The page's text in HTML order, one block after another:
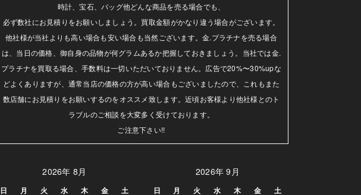
時計、宝石、バッグ他どんな商品を売る場合でも、
必ず数社にお見積りをお願いしましょう。買取金額がかなり違う場合がございます。
他社様が当社よりも高い場合も安い場合も当然ございます。金.プラチナを売る場合
は、当日の価格、御自身の品物が何グラムあるか把握しておきましょう。当社では金.
プラチナを買取る場合、手数料は一切いただいておりません。広告で20%〜30%upな
どよくありますが、通常当店の価格の方が高い場合もございましたので、これもまた
数店舗にお見積りをお願いするのをオススメ致します。近頃お客様より他社様とのト
ラブルのご相談を大変多く受けております。
ご注意下さい!!
2026年 8月
日 月 火 水 木 金 土
2026年 9月
日 月 火 水 木 金 土